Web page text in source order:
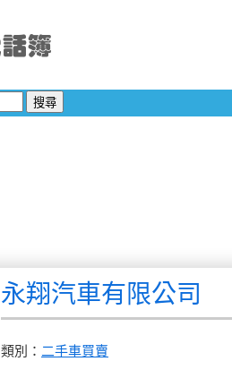
永翔汽車有限公司
類別： 二手車買賣